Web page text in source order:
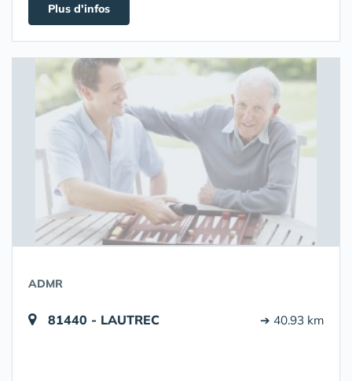
Plus d'infos
ADMR
81440 - LAUTREC ➔ 40.93 km